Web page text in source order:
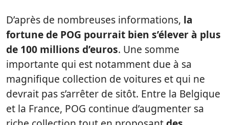
D’après de nombreuses informations, la
fortune de POG pourrait bien s’élever à plus
de 100 millions d’euros. Une somme
importante qui est notamment due à sa
magnifique collection de voitures et qui ne
devrait pas s’arrêter de sitôt. Entre la Belgique
et la France, POG continue d’augmenter sa